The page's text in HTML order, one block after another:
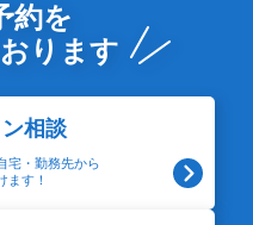
約を
ります
相談
宅・勤務先から
ます！